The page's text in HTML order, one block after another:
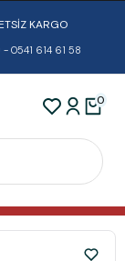
KARGO
0541 614 61 58
0